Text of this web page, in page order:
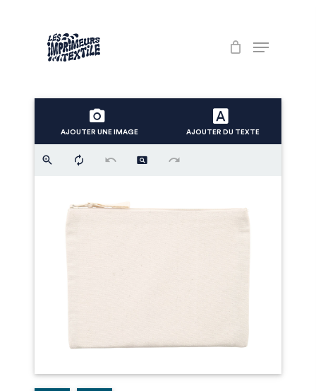
Menu
AJOUTER UNE IMAGE AJOUTER DU TEXTE